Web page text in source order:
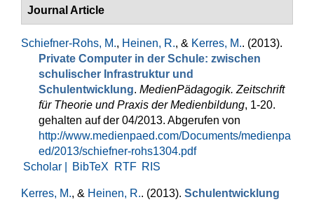
Journal Article
Schiefner-Rohs, M., Heinen, R., & Kerres, M.. (2013).
Private Computer in der Schule: zwischen
schulischer Infrastruktur und
Schulentwicklung. MedienPädagogik. Zeitschrift
für Theorie und Praxis der Medienbildung, 1-20.
gehalten auf der 04/2013. Abgerufen von
http://www.medienpaed.com/Documents/medienpa
ed/2013/schiefner-rohs1304.pdf
Scholar |
BibTeX RTF RIS
Kerres, M., & Heinen, R.. (2013). Schulentwicklung